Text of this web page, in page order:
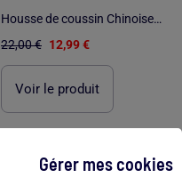
Gérer mes cookies
Housse de coussin Chinoiserie rose "Happyfriday
22,00 € 12,99 €
Voir le produit